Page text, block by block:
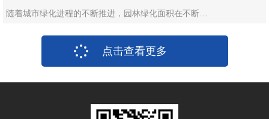
随着城市绿化进程的不断推进，园林绿化面积在不断…
点击查看更多